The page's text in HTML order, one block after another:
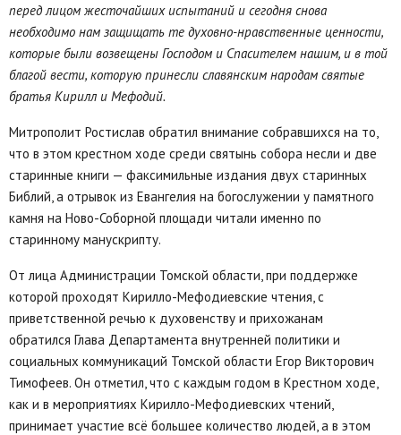
перед лицом жесточайших испытаний и сегодня снова
необходимо нам защищать те духовно-нравственные ценности,
которые были возвещены Господом и Спасителем нашим, и в той
благой вести, которую принесли славянским народам святые
братья Кирилл и Мефодий.
Митрополит Ростислав обратил внимание собравшихся на то,
что в этом крестном ходе среди святынь собора несли и две
старинные книги — факсимильные издания двух старинных
Библий, а отрывок из Евангелия на богослужении у памятного
камня на Ново-Соборной площади читали именно по
старинному манускрипту.
От лица Администрации Томской области, при поддержке
которой проходят Кирилло-Мефодиевские чтения, с
приветственной речью к духовенству и прихожанам
обратился Глава Департамента внутренней политики и
социальных коммуникаций Томской области Егор Викторович
Тимофеев. Он отметил, что с каждым годом в Крестном ходе,
как и в мероприятиях Кирилло-Мефодиевских чтений,
принимает участие всё большее количество людей, а в этом